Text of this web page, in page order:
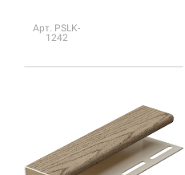
Арт. PSLK-
1242